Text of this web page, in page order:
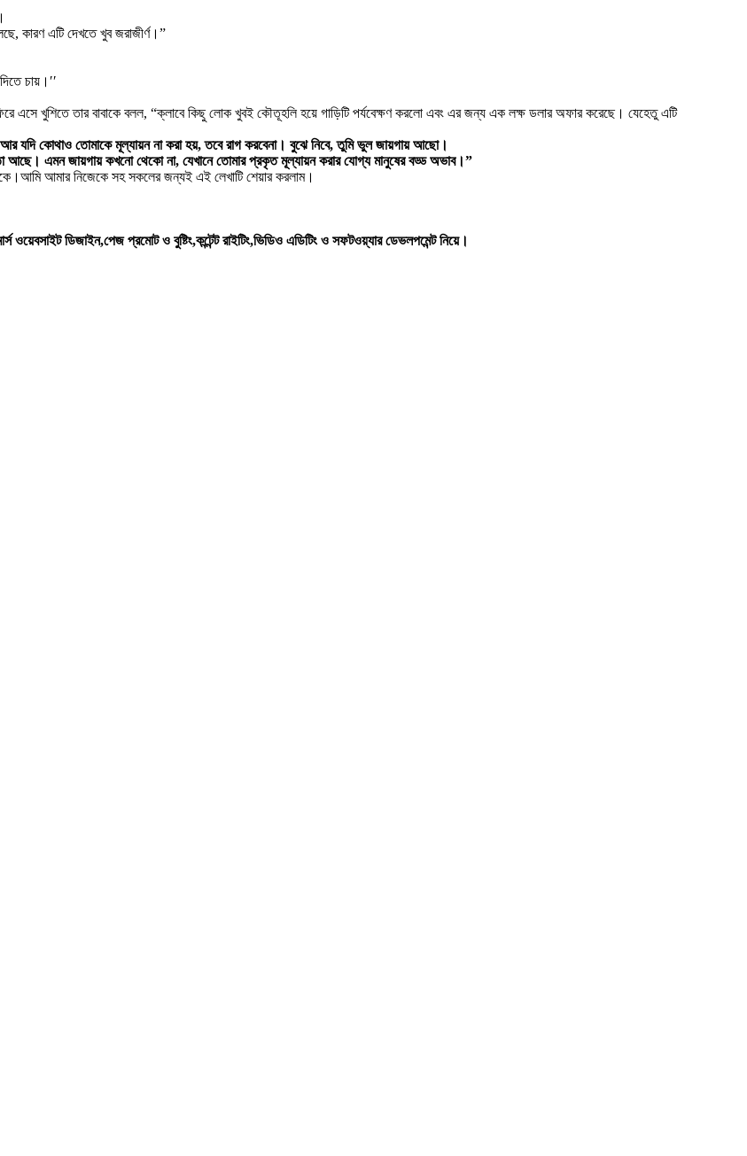
কারণ এটি দেখতে খুব জরাজীর্ণ।”
চায়।′′
ফিরে এসে খুশিতে তার বাবাকে বলল, “ক্লাবে কিছু লোক খুবই কৌতূহলি হয়ে গাড়িটি পর্যবেক্ষণ করলো এবং এর জন্য এক লক্ষ ডলার অফার করেছে। যেহেতু এটি
যদি কোথাও তোমাকে মূল্যায়ন না করা হয়, তবে রাগ করবেনা। বুঝে নিবে, তুমি ভুল জায়গায় আছো।
আছে। এমন জায়গায় কখনো থেকো না, যেখানে তোমার প্রকৃত মূল্যায়ন করার যোগ্য মানুষের বড্ড অভাব।”
আমার নিজেকে সহ সকলের জন্যই এই লেখাটি শেয়ার করলাম।
ডিজাইন,পেজ প্রমোট ও বুষ্টিং,কন্টেন্ট রাইটিং,ভিডিও এডিটিং ও সফটওয়্যার ডেভলপমেন্ট নিয়ে।